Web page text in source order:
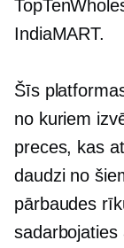
IndiaMART.
Šīs
no kuriem
preces, kas
daudzi no
pārbaudes
sadarbojaties